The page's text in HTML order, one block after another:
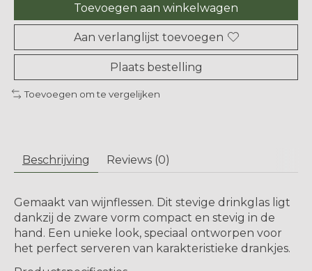
Toevoegen aan winkelwagen
Aan verlanglijst toevoegen
Plaats bestelling
Toevoegen om te vergelijken
Beschrijving Reviews (0)
Gemaakt van wijnflessen. Dit stevige drinkglas ligt
dankzij de zware vorm compact en stevig in de
hand. Een unieke look, speciaal ontworpen voor
het perfect serveren van karakteristieke drankjes.